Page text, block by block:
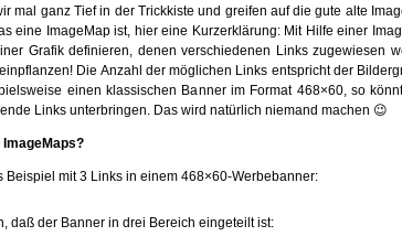
mal ganz Tief in der Trickkiste und greifen auf die gute alte
eine ImageMap ist, hier eine Kurzerklärung: Mit Hilfe einer
Grafik definieren, denen verschiedenen Links zugewiesen
Die Anzahl der möglichen Links entspricht der
einen klassischen Banner im Format 468×60, so
Links unterbringen. Das wird natürlich niemand machen 😉
Beispiel mit 3 Links in einem 468×60-Werbebanner:
daß der Banner in drei Bereich eingeteilt ist: